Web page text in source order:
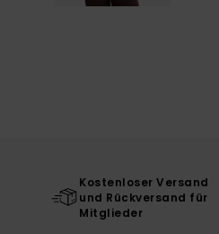
Kostenloser Versand
und Rückversand für
Mitglieder